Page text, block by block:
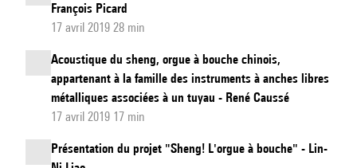
François Picard
17 avril 2019 28 min
Acoustique du sheng, orgue à bouche chinois,
appartenant à la famille des instruments à anches libres
métalliques associées à un tuyau - René Caussé
17 avril 2019 17 min
Présentation du projet "Sheng! L'orgue à bouche" - Lin-